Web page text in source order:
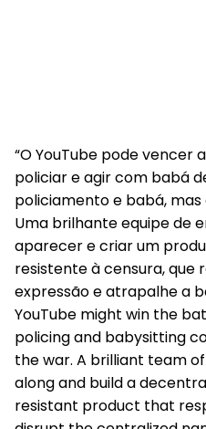
“O YouTube pode vencer
policiar e agir com babá
policiamento e babá,
Uma brilhante equipe de
aparecer e criar um
resistente à censura, que
expressão e atrapalhe a
YouTube might win the
policing and babysitting
the war. A brilliant team
along and build a
resistant product that